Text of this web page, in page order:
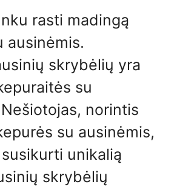
rasti madingą
ausinėmis.
skrybėlių yra
su
norintis
su ausinėmis,
unikalią
skrybėlių